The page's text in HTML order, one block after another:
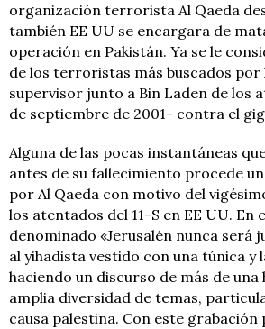
organización terrorista Al Qaeda
también EE UU se encargara de
operación en Pakistán. Ya se le
de los terroristas más buscados por
supervisor junto a Bin Laden de los
de septiembre de 2001- contra el
Alguna de las pocas instantáneas
antes de su fallecimiento procede
por Al Qaeda con motivo del
los atentados del 11-S en EE UU. En
denominado «Jerusalén nunca será
al yihadista vestido con una túnica y
haciendo un discurso de más de una
amplia diversidad de temas,
causa palestina. Con este